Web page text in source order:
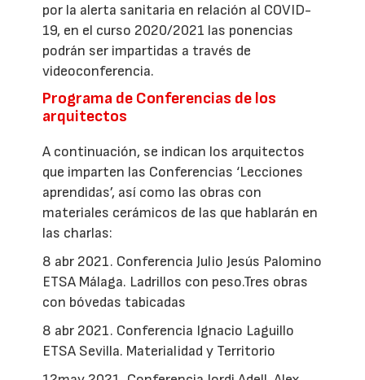
por la alerta sanitaria en relación al COVID-
19, en el curso 2020/2021 las ponencias
podrán ser impartidas a través de
videoconferencia.
Programa de Conferencias de los
arquitectos
A continuación, se indican los arquitectos
que imparten las Conferencias ‘Lecciones
aprendidas’, así como las obras con
materiales cerámicos de las que hablarán en
las charlas:
8 abr 2021. Conferencia Julio Jesús Palomino
ETSA Málaga. Ladrillos con peso.Tres obras
con bóvedas tabicadas
8 abr 2021. Conferencia Ignacio Laguillo
ETSA Sevilla. Materialidad y Territorio